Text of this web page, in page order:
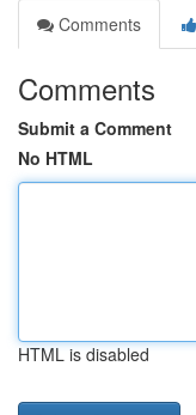
Comments
Comments
Submit a Comment
No HTML
HTML is disabled